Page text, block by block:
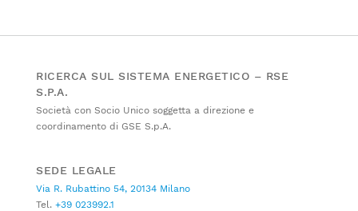
RICERCA SUL SISTEMA ENERGETICO – RSE
S.P.A.
Società con Socio Unico soggetta a direzione e
coordinamento di GSE S.p.A.
SEDE LEGALE
Via R. Rubattino 54, 20134 Milano
Tel. +39 023992.1